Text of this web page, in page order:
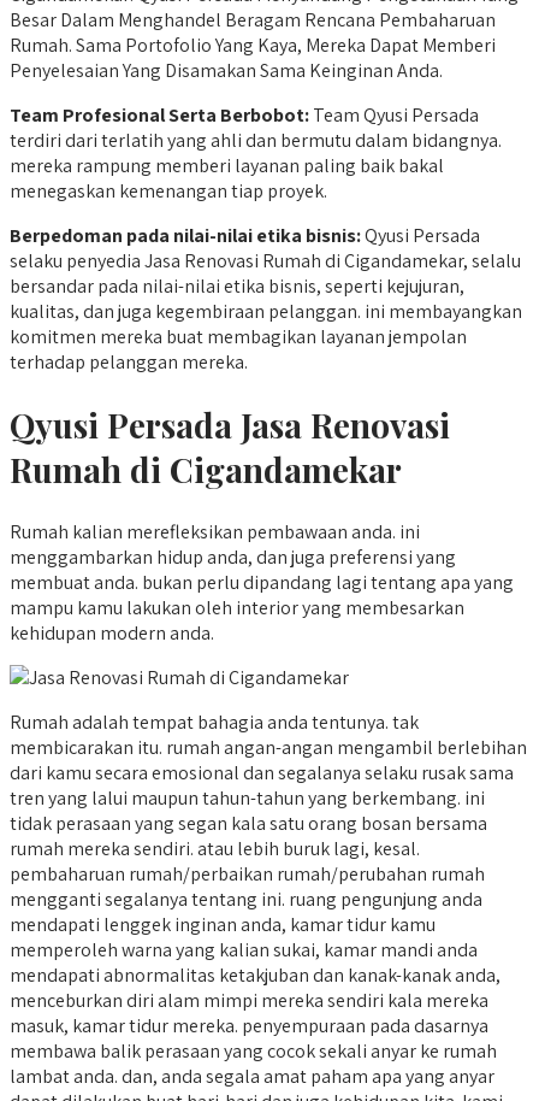
Besar Dalam Menghandel Beragam Rencana Pembaharuan
Rumah. Sama Portofolio Yang Kaya, Mereka Dapat Memberi
Penyelesaian Yang Disamakan Sama Keinginan Anda.
Team Profesional Serta Berbobot:Team Qyusi Persada
terdiri dari terlatih yang ahli dan bermutu dalam bidangnya.
mereka rampung memberi layanan paling baik bakal
menegaskan kemenangan tiap proyek.
Berpedoman pada nilai-nilai etika bisnis:Qyusi Persada
selaku penyedia Jasa Renovasi Rumah di Cigandamekar, selalu
bersandar pada nilai-nilai etika bisnis, seperti kejujuran,
kualitas, dan juga kegembiraan pelanggan. ini membayangkan
komitmen mereka buat membagikan layanan jempolan
terhadap pelanggan mereka.
Qyusi Persada Jasa Renovasi
Rumah di Cigandamekar
Rumah kalian merefleksikan pembawaan anda. ini
menggambarkan hidup anda, dan juga preferensi yang
membuat anda. bukan perlu dipandang lagi tentang apa yang
mampu kamu lakukan oleh interior yang membesarkan
kehidupan modern anda.
Rumah adalah tempat bahagia anda tentunya. tak
membicarakan itu. rumah angan-angan mengambil berlebihan
dari kamu secara emosional dan segalanya selaku rusak sama
tren yang lalui maupun tahun-tahun yang berkembang. ini
tidak perasaan yang segan kala satu orang bosan bersama
rumah mereka sendiri. atau lebih buruk lagi, kesal.
pembaharuan rumah/perbaikan rumah/perubahan rumah
mengganti segalanya tentang ini. ruang pengunjung anda
mendapati lenggek inginan anda, kamar tidur kamu
memperoleh warna yang kalian sukai, kamar mandi anda
mendapati abnormalitas ketakjuban dan kanak-kanak anda,
menceburkan diri alam mimpi mereka sendiri kala mereka
masuk, kamar tidur mereka. penyempuraan pada dasarnya
membawa balik perasaan yang cocok sekali anyar ke rumah
lambat anda. dan, anda segala amat paham apa yang anyar